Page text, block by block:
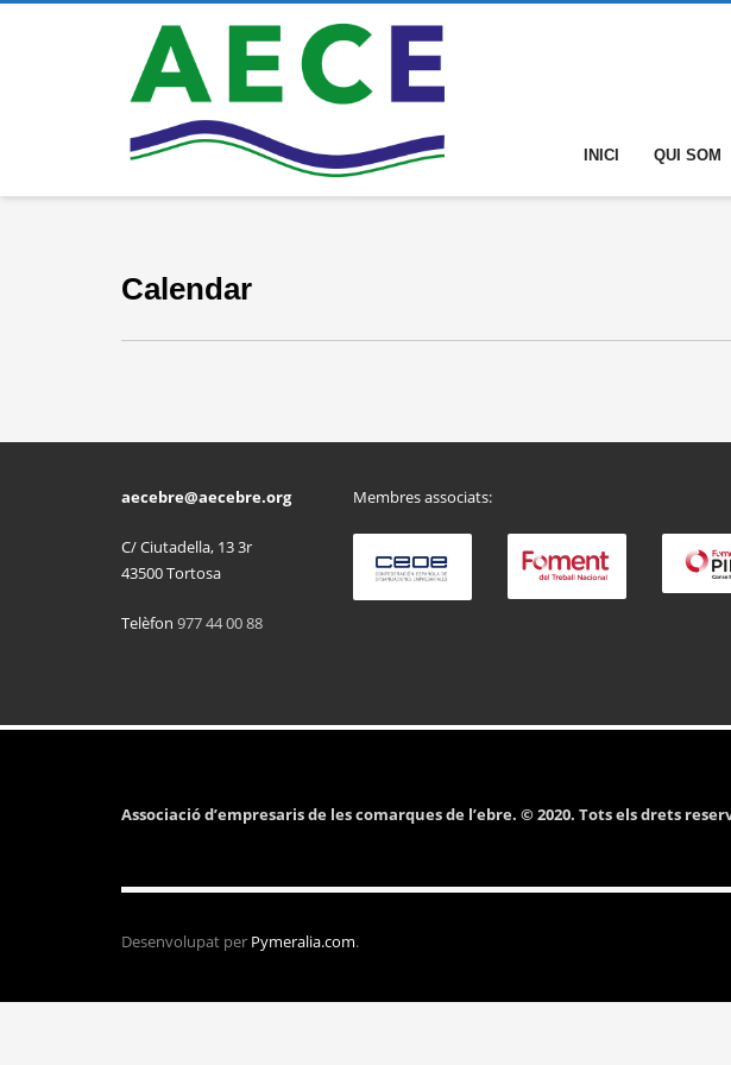
INICI QUI SOM
Calendar
aecebre@aecebre.org
C/ Ciutadella, 13 3r
43500 Tortosa
Telèfon 977 44 00 88
Membres associats:
Associació d’empresaris de les comarques de l’ebre. © 2020. Tots els drets
Desenvolupat per Pymeralia.com.